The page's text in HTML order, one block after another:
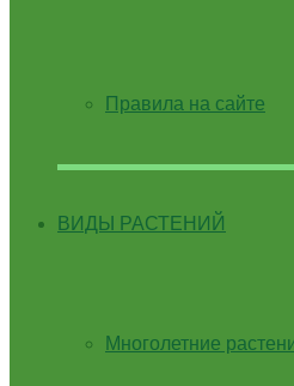
Правила на сайте
ВИДЫ РАСТЕНИЙ
Многолетние